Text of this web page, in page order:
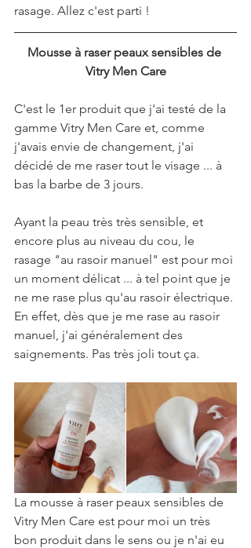
rasage. Allez c'est parti !
Mousse à raser peaux sensibles de
Vitry Men Care
C'est le 1er produit que j'ai testé de la
gamme Vitry Men Care et, comme
j'avais envie de changement, j'ai
décidé de me raser tout le visage ... à
bas la barbe de 3 jours.
Ayant la peau très très sensible, et
encore plus au niveau du cou, le
rasage "au rasoir manuel" est pour moi
un moment délicat ... à tel point que je
ne me rase plus qu'au rasoir électrique.
En effet, dès que je me rase au rasoir
manuel, j'ai généralement des
saignements. Pas très joli tout ça.
La mousse à raser peaux sensibles de
Vitry Men Care est pour moi un très
bon produit dans le sens ou je n'ai eu